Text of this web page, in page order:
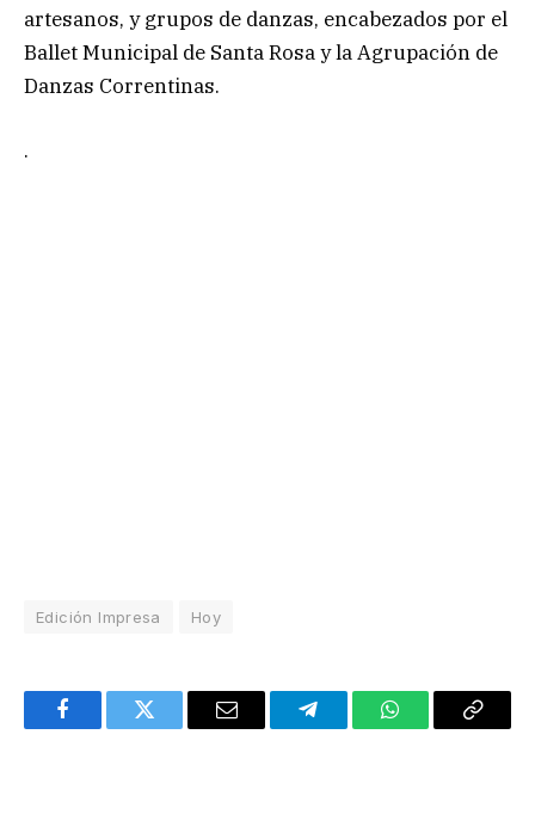
artesanos, y grupos de danzas, encabezados por el
Ballet Municipal de Santa Rosa y la Agrupación de
Danzas Correntinas.
.
Edición Impresa Hoy
FacebookTwitter Email TelegramWhatsAppCopy